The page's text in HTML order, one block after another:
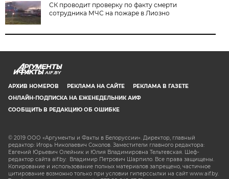
СК проводит проверку по факту смерти
сотрудника МЧС на пожаре в Лиозно
AIF.BY
АРХИВ НОМЕРОВ РЕКЛАМА НА САЙТЕ
РЕКЛАМА В ГАЗЕТЕ
ОНЛАЙН-ПОДПИСКА НА ЕЖЕНЕДЕЛЬНИК АИФ
СООБЩИТЬ В РЕДАКЦИЮ ОБ ОШИБКЕ
© 2019 ООО «Аргументы и Факты в Белоруссии». Директор, главный
редактор: Игорь Николаевич Соколов. Заместители главного редактора:
Евгений Юрьевич Олейник и Юлия Владимировна Тельтевская. Шеф-
редактор сайта aif.by: Владимир Петрович Шарпило. Все права защищены.
Копирование и использование полных материалов запрещено, частичное
цитирование возможно только при условии гиперссылки на сайт www.aif.by.